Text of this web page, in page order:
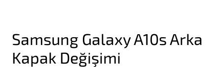
Samsung Galaxy A10s Arka
Kapak Değişimi